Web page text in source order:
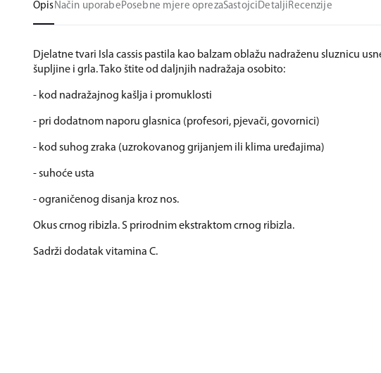
OpisNačin uporabePosebne mjere oprezaSastojciDetaljiRecenzije
Djelatne tvari Isla cassis pastila kao balzam oblažu nadraženu sluznicu
šupljine i grla. Tako štite od daljnjih nadražaja osobito:
- kod nadražajnog kašlja i promuklosti
- pri dodatnom naporu glasnica (profesori, pjevači, govornici)
- kod suhog zraka (uzrokovanog grijanjem ili klima uređajima)
- suhoće usta
- ograničenog disanja kroz nos.
Okus crnog ribizla. S prirodnim ekstraktom crnog ribizla.
Sadrži dodatak vitamina C.